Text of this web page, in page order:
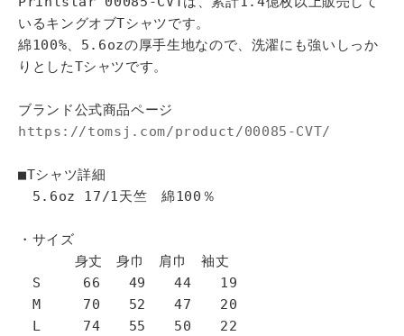
いるキングオブTシャツです。
綿100%、5.6ozの厚手生地なので、洗濯にも強いしっか
りとしたTシャツです。
ブランド公式商品ページ
https://tomsj.com/product/00085-CVT/
■Tシャツ詳細
5.6oz 17/1天竺 綿100％
・サイズ
身丈 身巾 肩巾 袖丈
S 66 49 44 19
M 70 52 47 20
L 74 55 50 22